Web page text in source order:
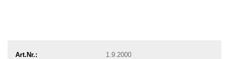
Art.Nr.:
1.9.2000